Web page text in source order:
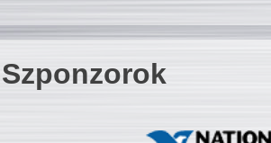
Szponzorok